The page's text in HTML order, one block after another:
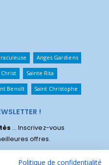
Anges Gardiens
Christ Sainte Rita
Benoît Saint Christophe
!
... Inscrivez-vous
offres.
Politique de confidentialité